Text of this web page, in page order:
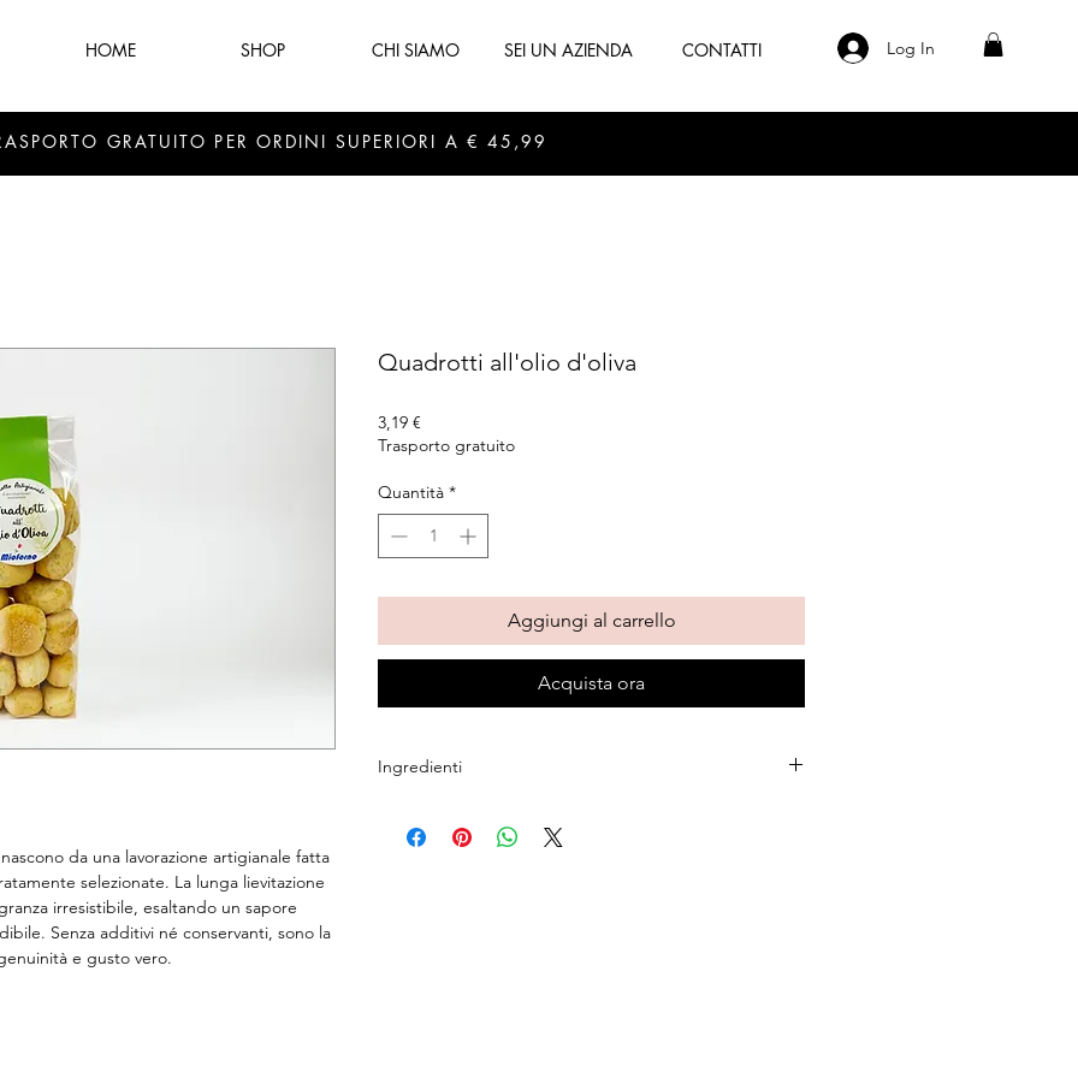
Log In
HOME SHOP CHI SIAMO SEI UN AZIENDA CONTATTI
GRATUITO PER ORDINI SUPERIORI A € 45,99
da una lavorazione artigianale fatta
selezionate. La lunga lievitazione
irresistibile, esaltando un sapore
Senza additivi né conservanti, sono la
e gusto vero.
Quadrotti all'olio d'oliva
3,19 €
Trasporto gratuito
Quantità *
Aggiungi al carrello
Acquista ora
Ingredienti
oliva, sale, lievito.